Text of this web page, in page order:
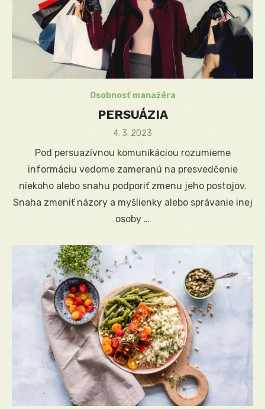
Osobnosť manažéra
PERSUÁZIA
Posted
4. 3. 2023
Pod persuazívnou komunikáciou rozumieme
informáciu vedome zameranú na presvedčenie
niekoho alebo snahu podporiť zmenu jeho postojov.
Snaha zmeniť názory a myšlienky alebo správanie inej
osoby …